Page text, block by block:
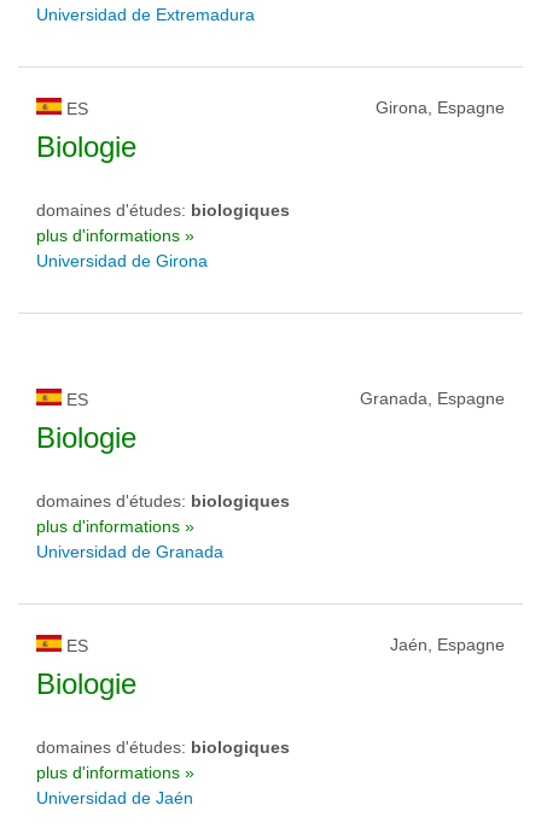
Universidad de Extremadura
ES Girona, Espagne
Biologie
domaines d'études: biologiques
plus d'informations »
Universidad de Girona
ES Granada, Espagne
Biologie
domaines d'études: biologiques
plus d'informations »
Universidad de Granada
ES Jaén, Espagne
Biologie
domaines d'études: biologiques
plus d'informations »
Universidad de Jaén